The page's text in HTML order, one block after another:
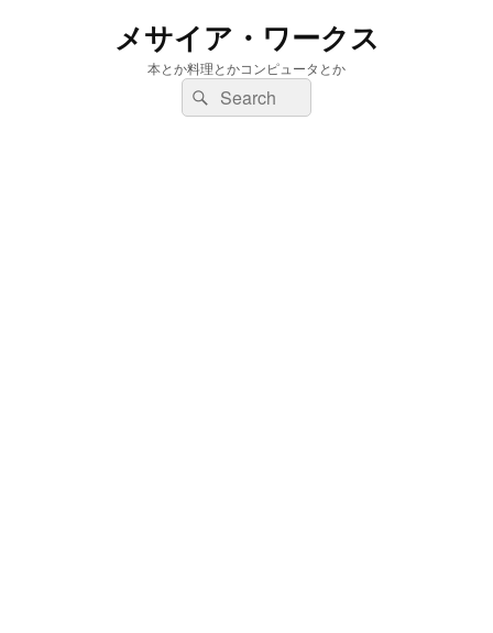
メサイア・ワークス
本とか料理とかコンピュータとか
検
索:
検
索